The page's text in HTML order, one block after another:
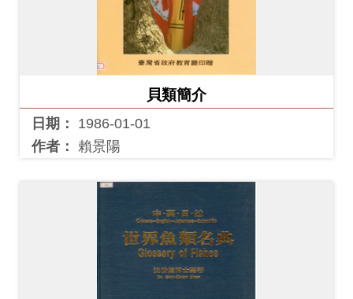
貝類簡介
日期：
1986-01-01
作者： 賴景陽